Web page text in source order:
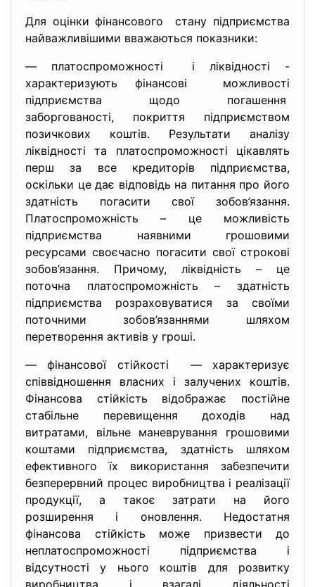
Для оцінки фінансового стану підприємства
найважливішими вважаються показники:
— платоспроможності і ліквідності -
характеризують фінансові можливості
підприємства щодо погашення
заборгованості, покриття підприємством
позичкових коштів. Результати аналізу
ліквідності та платоспроможності цікавлять
перш за все кредиторів підприємства,
оскільки це дає відповідь на питання про його
здатність погасити свої зобов’язання.
Платоспроможність – це можливість
підприємства наявними грошовими
ресурсами своєчасно погасити свої строкові
зобов’язання. Причому, ліквідність – це
поточна платоспроможність – здатність
підприємства розраховуватися за своїми
поточними зобов’язаннями шляхом
перетворення активів у гроші.
— фінансової стійкості — характеризує
співвідношення власних і залучених коштів.
Фінансова стійкість відображає постійне
стабільне перевищення доходів над
витратами, вільне маневрування грошовими
коштами підприємства, здатність шляхом
ефективного їх використання забезпечити
безперервний процес виробництва і реалізації
продукції, а такоє затрати на його
розширення і оновлення. Недостатня
фінансова стійкість може призвести до
неплатоспроможності підприємства і
відсутності у нього коштів для розвитку
виробництва і взагалі діяльності